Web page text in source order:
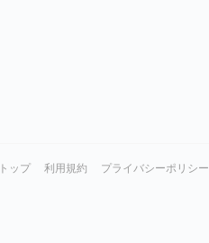
ップ 利用規約 プライバシーポリシー